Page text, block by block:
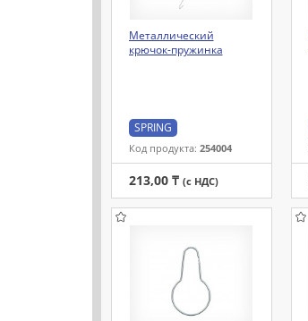
Металлический
крючок-пружинка
SPRING
Код продукта: 254004
213,00 ₸ (с НДС)